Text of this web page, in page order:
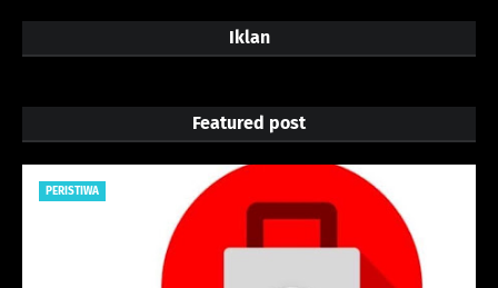
Iklan
Featured post
PERISTIWA